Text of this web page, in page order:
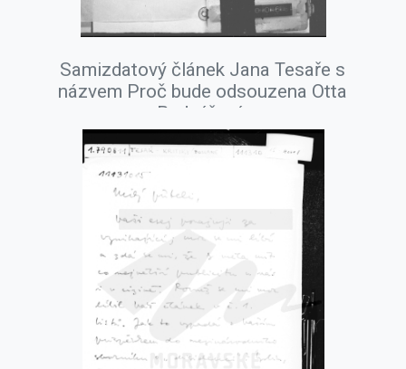
Samizdatový článek Jana Tesaře s
názvem Proč bude odsouzena Otta
Bednářová.